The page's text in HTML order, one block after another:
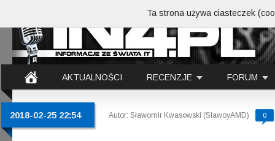
AKTUALNOŚCI RECENZJE FORUM
2018-02-25 22:54 Autor: Sławomir Kwasowski (SlawoyAMD) 0
Ta strona używa ciasteczek